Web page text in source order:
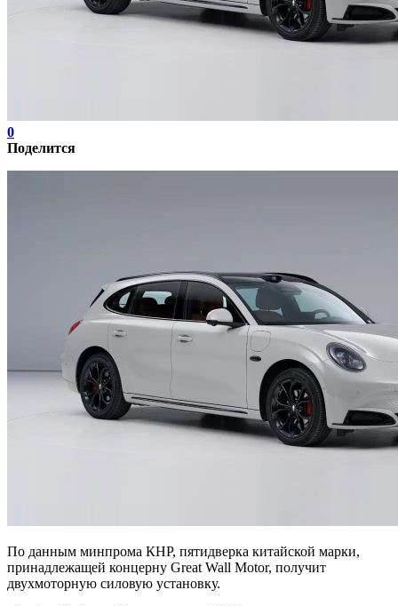
0
Поделится
По данным минпрома КНР, пятидверка китайской марки,
принадлежащей концерну Great Wall Motor, получит
двухмоторную силовую установку.